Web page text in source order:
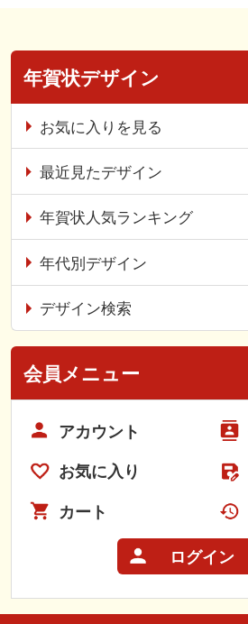
年賀状デザイン
お気に入りを見る
最近見たデザイン
年賀状人気ランキング
年代別デザイン
デザイン検索
会員メニュー
アカウント
お気に入り
カート
ログイン